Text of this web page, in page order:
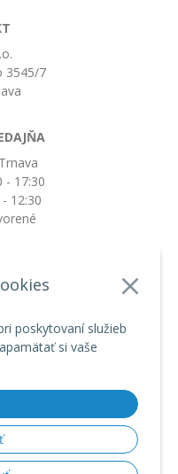
poskytovaní služieb
si vaše
3545/7
- 17:30
12:30
údajov
a platby
a reklamácia